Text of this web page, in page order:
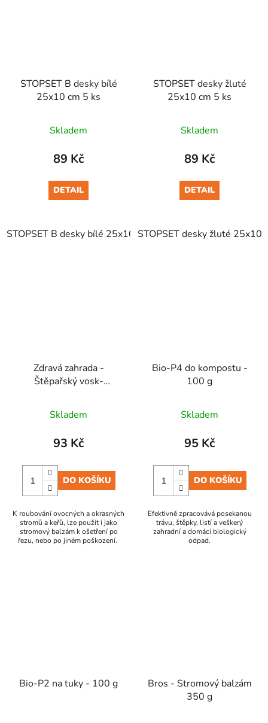
STOPSET B desky bílé
25x10 cm 5 ks
Skladem
89 Kč
DETAIL
STOPSET B desky bílé 25x10 cm 5 ks
STOPSET desky žluté
25x10 cm 5 ks
Skladem
89 Kč
DETAIL
STOPSET desky žluté 25x10
Zdravá zahrada -
Štěpařský vosk-
Skladem
93 Kč
DO KOŠÍKU
K roubování ovocných a okrasných
stromů a keřů, lze použit i jako
stromový balzám k ošetření po
řezu, nebo po jiném poškození.
Bio-P4 do kompostu -
100 g
Skladem
95 Kč
DO KOŠÍKU
Efektivně zpracovává posekanou
trávu, štěpky, listí a veškerý
zahradní a domácí biologický
odpad.
Bio-P2 na tuky - 100 g
Bros - Stromový balzám
350 g